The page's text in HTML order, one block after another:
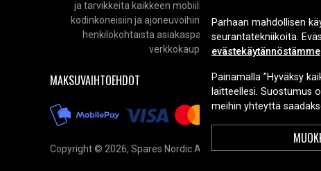
ja tarvikkeita kaikkeen mobiililaitteista ja tietokoneista
kodinkoneisiin ja ajoneuvoihin. Tarjoamme nopeat
henkilökohtaista asiakaspalvelua aina tarvittaessa.
verkkokauppaa vuodesta 2006.
MAKSUVAIHTOEHDOT
Copyright © 2026, Spares Nordic AB
Parhaan mahdollisen
seurantatekniikoita.
evästekäytännöstämme
Painamalla ”Hyväksy
laitteellesi. Suostumus
meihin yhteyttä